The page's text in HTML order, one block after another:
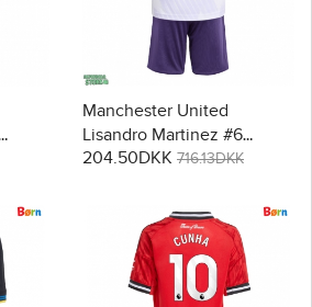
Manchester United
Lisandro Martinez #6
Replika Babytøj
Kortærmet (+ Korte bukser)
204.50DKK 716.13DKK